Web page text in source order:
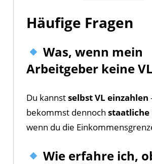
Häufige Fragen
Was, wenn mein
Arbeitgeber keine
Du kannstselbst VL einzahlen
bekommst dennoch staatliche
wenn du die
Wie erfahre ich,